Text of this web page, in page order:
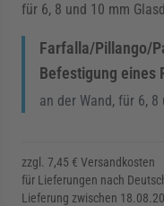
für 6, 8 und 10 mm
Farfalla/Pillango/
Befestigung eines
an der Wand, für 6,
zzgl. 7,45 € Versandkosten
für Lieferungen nach
Lieferung zwischen